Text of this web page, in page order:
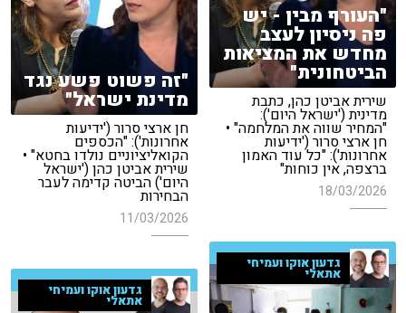
"העורף מבין - יש
פה ניסיון לעצב
מחדש את המציאות
הביטחונית"
שירית אביטן כהן, כתבת
מדינית ('ישראל היום'):
"המחיר שווה את המלחמה" •
חן ארצי סרור ('ידיעות
אחרונות'): "כל עוד האמון
ברצפה, אין כוחות"
18/03/2026
"זה פשוט פשע נגד
מדינת ישראל"
חן ארצי סרור ('ידיעות
אחרונות'): "הכספים
הקואליציוניים נולדו בחטא" •
שירית אביטן כהן ('ישראל
היום') הביטה קדימה לעבר
הבחירות
11/03/2026
גדעון אוקו ועמיחי
אתאלי
גדעון אוקו ועמיחי
אתאלי